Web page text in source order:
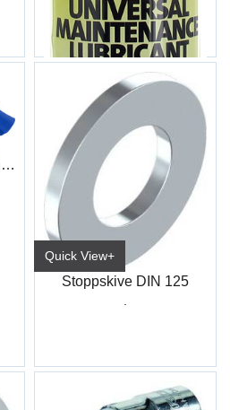
Blåsepistol 1/4" messing innløp
Quick View+
Stoppskive DIN 125
.